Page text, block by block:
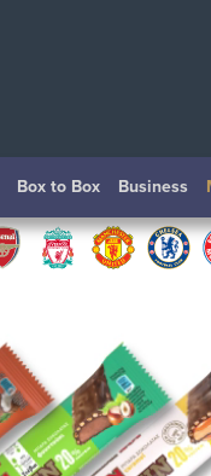
Box to Box Βusiness